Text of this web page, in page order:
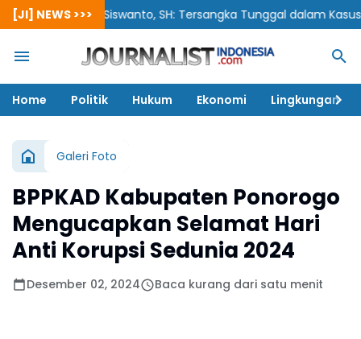
[JI] NEWS >>>Siswanto, SH: Tersangka Tunggal dalam Kasus
Home Politik Hukum Ekonomi Lingkungan
Galeri Foto
BPPKAD Kabupaten Ponorogo
Mengucapkan Selamat Hari
Anti Korupsi Sedunia 2024
Desember 02, 2024 Baca kurang dari satu menit